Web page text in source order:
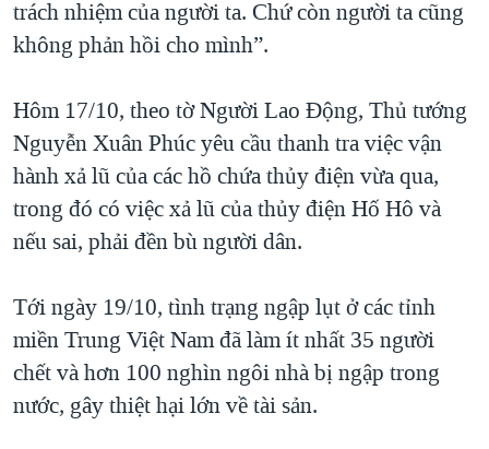
trách nhiệm của người ta. Chứ còn người ta cũng
không phản hồi cho mình”.
Hôm 17/10, theo tờ Người Lao Động, Thủ tướng
Nguyễn Xuân Phúc yêu cầu thanh tra việc vận
hành xả lũ của các hồ chứa thủy điện vừa qua,
trong đó có việc xả lũ của thủy điện Hố Hô và
nếu sai, phải đền bù người dân.
Tới ngày 19/10, tình trạng ngập lụt ở các tỉnh
miền Trung Việt Nam đã làm ít nhất 35 người
chết và hơn 100 nghìn ngôi nhà bị ngập trong
nước, gây thiệt hại lớn về tài sản.